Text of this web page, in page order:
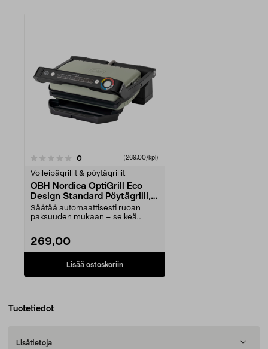
0arvostelut (269,00/kpl)
Voileipägrillit & pöytägrillit
OBH Nordica OptiGrill Eco
Design Standard Pöytägrilli,
GO71ELN0
Säätää automaattisesti ruoan
paksuuden mukaan – selkeä
269,00
Lisää ostoskoriin
Tuotetiedot
Lisätietoja